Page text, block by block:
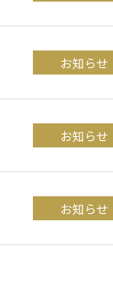
お知らせ
お知らせ
お知らせ